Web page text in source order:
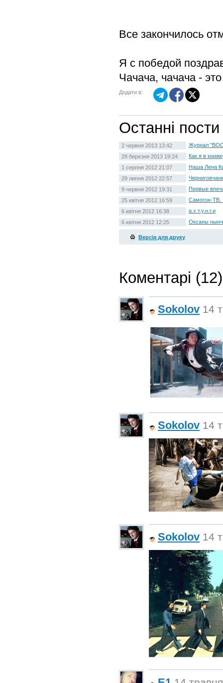
Все закончилось
Я с победой
Чачача, чачача -
Додати в:
Останні
2 червня 2013 13:42
Журнал
28 березня 2013 19:24
Как я в
1 серпня 2012 21:07
Наша Лена
29 липня 2012 22:57
9 червня 2012 19:31
Первые
25 квітня 2012 16:59
Самогон-ТВ.
6 квітня 2012 16:38
а.х.т.у.н.г.и
6 квітня 2012 12:25
Оксаны
Версія для друку
Коментарі (12)
Sokolov 14
Sokolov 14
Sokolov 14